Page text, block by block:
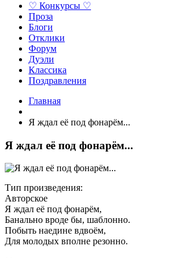
♡ Конкурсы ♡
Проза
Блоги
Отклики
Форум
Дуэли
Классика
Поздравления
Главная
Я ждал её под фонарём...
Я ждал её под фонарём...
Тип произведения:
Авторское
Я ждал её под фонарём,
Банально вроде бы, шаблонно.
Побыть наедине вдвоём,
Для молодых вполне резонно.